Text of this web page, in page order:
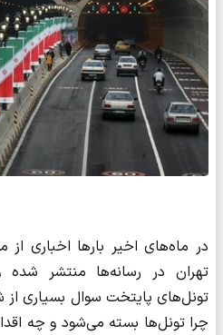
در ماه‌های اخیر بارها اخباری
تهران در رسانه‌ها منتشر
تونل‌های پایتخت سوال بسیاری از
چرا تونل‌ها بسته می‌شود و چه